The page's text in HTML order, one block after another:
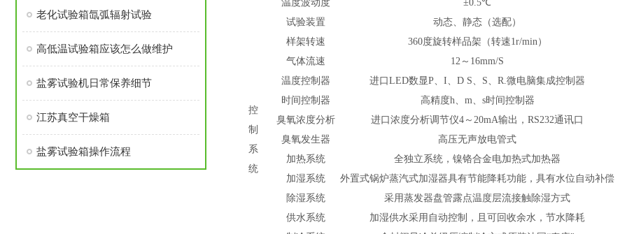
老化试验箱氙弧辐射试验
高低温试验箱应该怎么做维护
盐雾试验机日常保养细节
江苏真空干燥箱
盐雾试验箱操作流程
温度波动度
±0.5℃
控
制
系
统
试验装置
动态、静态（选配）
样架转速
360度旋转样品架（转速1r/min）
气体流速
12 ～16mm/S
温度控制器
进口LED数显P、I、D S、S、R.微电脑集成控制器
时间控制器
高精度h、m、s时间控制器
臭氧浓度分析
进口浓度分析调节仪4～20mA输出，RS232通讯口
臭氧发生器
高压无声放电管式
加热系统
全独立系统，镍铬合金电加热式加热器
加湿系统
外置式锅炉蒸汽式加湿器具有节能降耗功能，具有水位自动补偿
除湿系统
采用蒸发器盘管露点温度层流接触除湿方式
供水系统
加湿供水采用自动控制，且可回收余水，节水降耗